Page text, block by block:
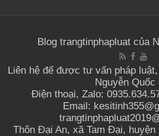
Blog trangtinphapluat của
Liên hệ để được tư vấn pháp
Nguyễn Quốc
Điện thoại, Zalo:
Email:
Thôn Đại An, xã Tam Đại, huyện